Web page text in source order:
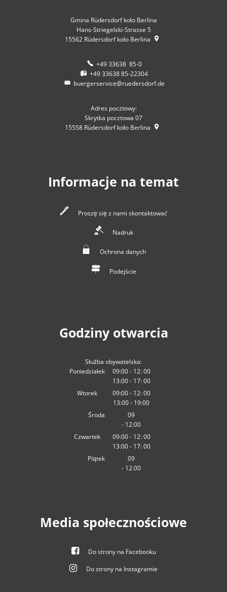
Gmina Rüdersdorf koło Berlina
Hans-Striegelski-Strasse 5
15562 Rüdersdorf koło Berlina
+49 33638 85-0
+49 33638 85-22304
buergerservice@ruedersdorf.de
Adres pocztowy:
Skrytka pocztowa 07
15558 Rüdersdorf koło Berlina
Informacje na temat
Proszę się z nami skontaktować
Nadruk
Ochrona danych
Podejście
Godziny otwarcia
Służba obywatelska:
Poniedziałek
09:00- 12:00
Od
09:00 do 12:00
13:00- 17:00
Od 13:00 do 17:00
Wtorek 09:00- 12:00
Od
09:00 do 12:00
13:00- 19:00
Od 13:00 do 19:00
Środa
09
:00
- 12:00
Od 09:00 do 12:00
Czwartek 09:00- 12:00
Od
09:00 do 12:00
13:00- 17:00
Od 13:00 do 17:00
Piątek
09
:00
- 12:00
Media społecznościowe
Do strony na Facebooku
Do strony na Instagramie